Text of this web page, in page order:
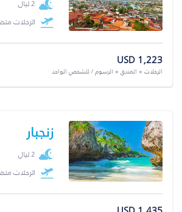
2 ليال
الرحلات
USD 1,223
الرحلات + الفندق + الرسوم / للشخص الواحد
زنجبار
2 ليال
الرحلات